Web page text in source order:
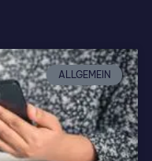
ALLGEMEIN